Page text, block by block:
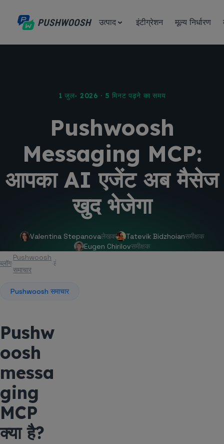
उत्पाद इंटीग्रेशन मूल्य निर्धारण
1 जुल॰ 2026 · 5 मिनट पढ़ने का समय
Pushwoosh
Messaging MCP:
आपका AI एजेंट अब मैसेज
खुद भेजेगा
Valentina Stepanovaलेखक Tatevik Bidzhoianसमीक्षक
Eugen Chirilovसमीक्षक
ब्लॉग
Pushwoosh
समाचार
Pushwoosh समाचार
Pushw
oosh
messa
ging
MCP
क्या है?